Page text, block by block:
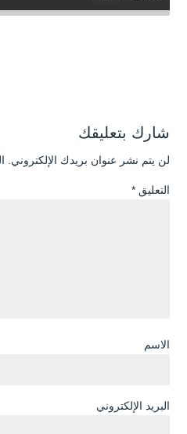
شارك بتعليقك
لن يتم نشر عنوان بريدك الإلكتروني.
التعليق *
الاسم
البريد الإلكتروني